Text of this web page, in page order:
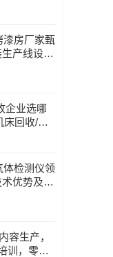
，水肥一
漆房厂家甄
产线设
设备/技术
企业选哪
床回收/气
推荐
体检测仪领
优势及全
容生产，
训，零售